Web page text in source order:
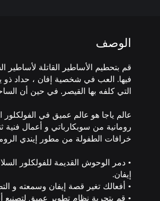
الوصف
قم بتحطيم الأساطير القاتلة لأساطير
فيها. العب في شخصية إفان ، حداد ذو
عالم ياجا هو عالم عميق في
• دمر الوحوش القديمة للفولكلور